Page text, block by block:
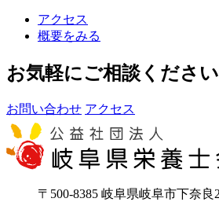
アクセス
概要をみる
お気軽にご相談ください
お問い合わせ アクセス
〒500-8385 岐阜県岐阜市下奈良